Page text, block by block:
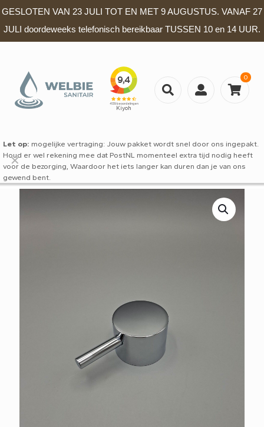
GESLOTEN VAN 23 JULI TOT EN MET 9 AUGUSTUS. VANAF 27
JULI doordeweeks telefonisch bereikbaar TUSSEN 10 en 14 UUR.
0
Let op: mogelijke vertraging: Jouw pakket wordt snel door ons ingepakt.
Houd er wel rekening mee dat PostNL momenteel extra tijd nodig heeft
voor de bezorging, Waardoor het iets langer kan duren dan je van ons
gewend bent.
✕